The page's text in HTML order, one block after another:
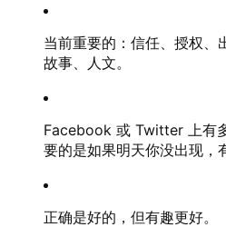
当前重要的：信任、授权、
故事、人文。
Facebook 或 Twitter 上有
要的是如果明天你没出现，
正确是好的，但有趣更好。